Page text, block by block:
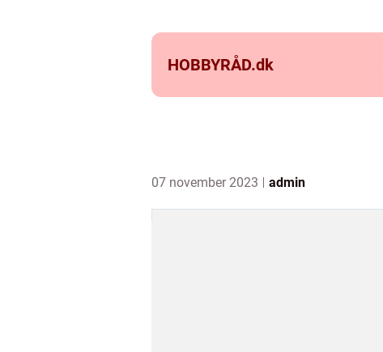
HOBBYRÅD.dk
07 november 2023 admin